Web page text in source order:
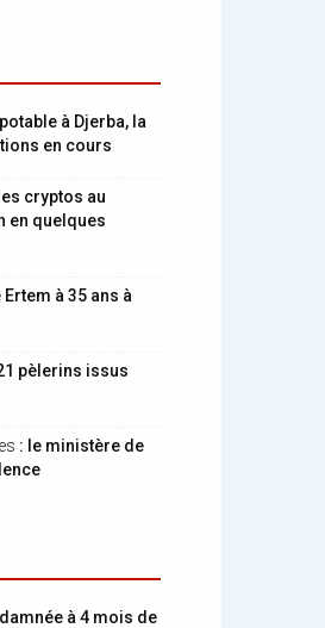
à Djerba, la
en cours
cryptos au
en quelques
à 35 ans à
pèlerins issus
: le ministère de
à 4 mois de